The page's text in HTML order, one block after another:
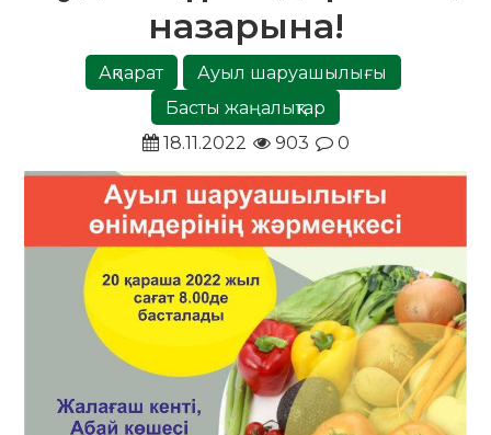
назарына!
Ақпарат
Ауыл шаруашылығы
Басты жаңалықтар
18.11.2022
903 0